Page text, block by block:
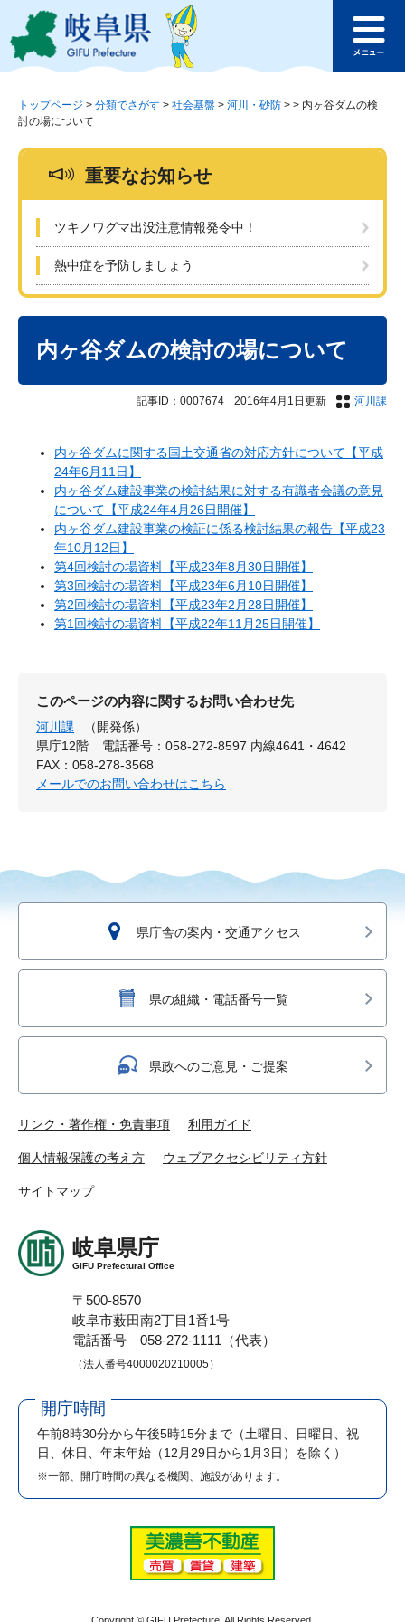
ジ
ュ
このページの本文へ
ュ
トップページ > 分類でさがす > 社会基盤 > 河川・砂防 > > 内ヶ谷ダムの検
討の場について
重要なお知らせ
ツキノワグマ出没注意情報発令中！
熱中症を予防しましょう
内ヶ谷ダムの検討の場について
記事ID：0007674 2016年4月1日更新 河川課
内ヶ谷ダムに関する国土交通省の対応方針について【平成
24年6月11日】
内ヶ谷ダム建設事業の検討結果に対する有識者会議の意見
について【平成24年4月26日開催】
内ヶ谷ダム建設事業の検証に係る検討結果の報告【平成23
年10月12日】
第4回検討の場資料【平成23年8月30日開催】
第3回検討の場資料【平成23年6月10日開催】
第2回検討の場資料【平成23年2月28日開催】
第1回検討の場資料【平成22年11月25日開催】
このページの内容に関するお問い合わせ先
河川課
（開発係）
県庁12階
電話番号：058-272-8597 内線4641・4642
FAX：058-278-3568
メールでのお問い合わせはこちら
県庁舎の案内・交通アクセス
県の組織・電話番号一覧
県政へのご意見・ご提案
リンク・著作権・免責事項 利用ガイド
個人情報保護の考え方 ウェブアクセシビリティ方針
サイトマップ
岐阜県庁
GIFU Prefectural Office
〒500-8570
岐阜市薮田南2丁目1番1号
電話番号 058-272-1111（代表）
（法人番号4000020210005）
開庁時間
午前8時30分から午後5時15分まで （土曜日、日曜日、祝
日、休日、年末年始（12月29日から1月3日）を除く）
※一部、開庁時間の異なる機関、施設があります。